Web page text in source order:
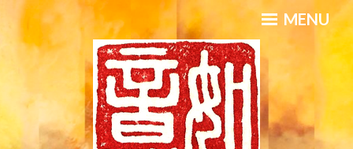
Skip
content
MENU